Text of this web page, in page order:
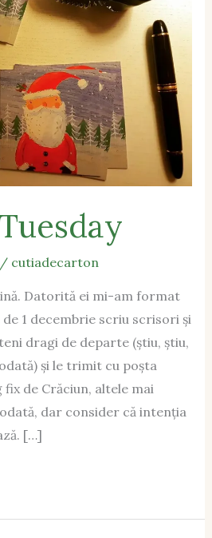
cutiadecarton
Datorită ei mi-am format
1 decembrie scriu scrisori și
dragi de departe (știu, știu,
și le trimit cu poșta
de Crăciun, altele mai
dar consider că intenția
[…]